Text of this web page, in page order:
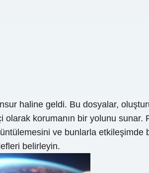
haline geldi. Bu dosyalar,
korumanın bir yolunu sunar.
ve bunlarla etkileşimde
belirleyin.